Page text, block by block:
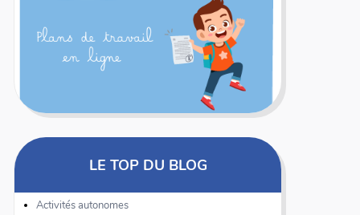
LE TOP DU BLOG
Activités autonomes